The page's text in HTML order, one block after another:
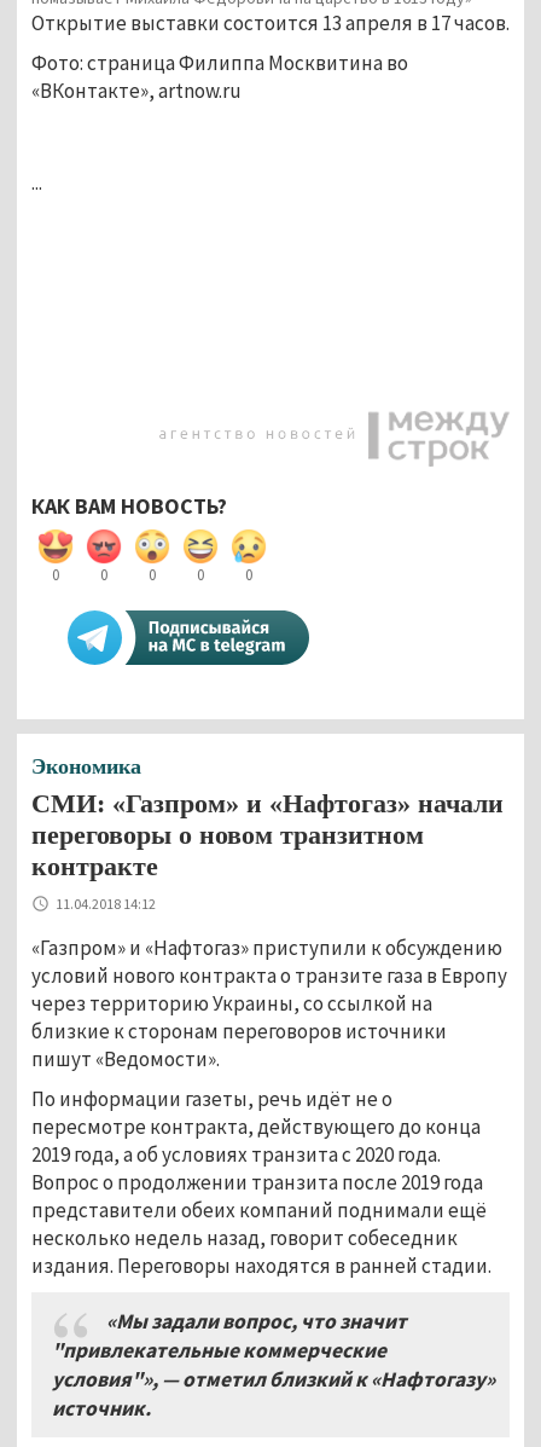
Открытие выставки состоится 13 апреля в 17 часов.
Фото: страница Филиппа Москвитина во
«ВКонтакте», artnow.ru
...
КАК ВАМ НОВОСТЬ?
0 0 0 0 0
Экономика
СМИ: «Газпром» и «Нафтогаз» начали
переговоры о новом транзитном
контракте
11.04.2018 14:12
«Газпром» и «Нафтогаз» приступили к обсуждению
условий нового контракта о транзите газа в Европу
через территорию Украины, со ссылкой на
близкие к сторонам переговоров источники
пишут «Ведомости».
По информации газеты, речь идёт не о
пересмотре контракта, действующего до конца
2019 года, а об условиях транзита с 2020 года.
Вопрос о продолжении транзита после 2019 года
представители обеих компаний поднимали ещё
несколько недель назад, говорит собеседник
издания. Переговоры находятся в ранней стадии.
«Мы задали вопрос, что значит
"привлекательные коммерческие
условия"», — отметил близкий к «Нафтогазу»
источник.